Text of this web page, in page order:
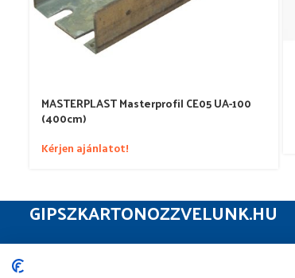
MASTERPLAST Masterprofil CE05 UA-100
(400cm)
Kérjen ajánlatot!
GIPSZKARTONOZZVELUNK.HU
Gipszkarton webshop